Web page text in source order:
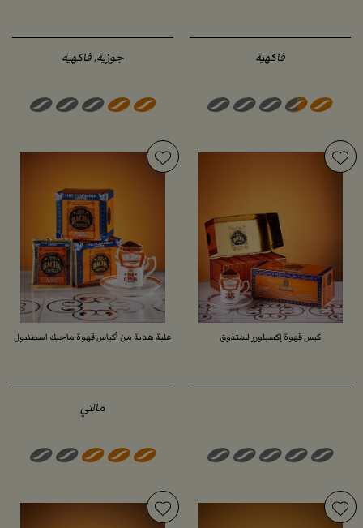
فاكهية جوزية, فاكهية
كيس قهوة إكسبلورر للمتذوق علبة هدية من أكياس قهوة ماجيك اسطنبول
مالتي